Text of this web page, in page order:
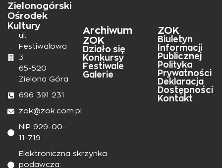
Zielonogórski
Ośrodek
Kultury
ul.
Festiwalowa
3
65-520
Zielona Góra
696 391 231
zok@zok.com.pl
NIP 929-00-
11-719
Elektroniczna skrzynka
podawcza:
Archiwum
ZOK
Działo się
Konkursy
Festiwale
Galerie
ZOK
Biuletyn
Informacji
Publicznej
Polityka
Prywatności
Deklaracja
Dostępności
Kontakt